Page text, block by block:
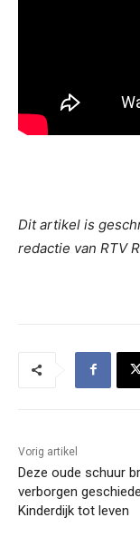
Dit artikel is
redactie van RTV
Vorig artikel
Deze oude schuur
verborgen
Kinderdijk tot leven